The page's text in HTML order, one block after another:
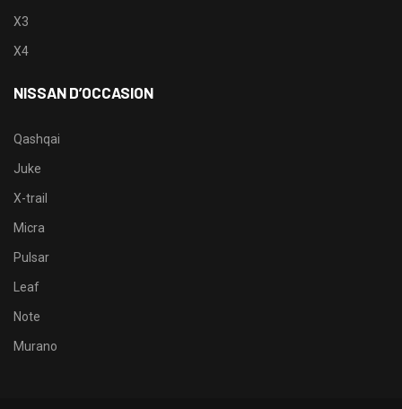
X3
X4
NISSAN D’OCCASION
Qashqai
Juke
X-trail
Micra
Pulsar
Leaf
Note
Murano